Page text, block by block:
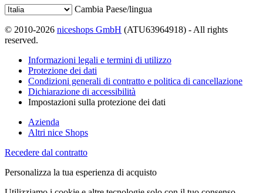
Cambia Paese/lingua
© 2010-2026 niceshops GmbH (ATU63964918) - All rights
reserved.
Informazioni legali e termini di utilizzo
Protezione dei dati
Condizioni generali di contratto e politica di cancellazione
Dichiarazione di accessibilità
Impostazioni sulla protezione dei dati
Azienda
Altri nice Shops
Recedere dal contratto
Personalizza la tua esperienza di acquisto